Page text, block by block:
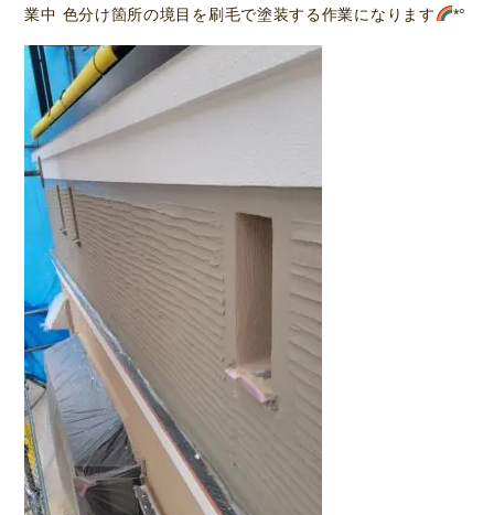
業中 色分け箇所の境目を刷毛で塗装する作業になります
*°